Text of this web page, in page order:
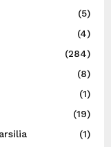
(5)
(4)
(284)
(8)
(1)
(19)
(1)